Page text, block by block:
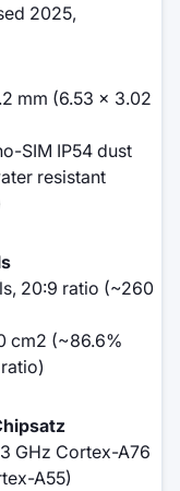
2025,
mm (6.53 x 3.02
SIM IP54 dust
resistant
20:9 ratio (~260
cm2 (~86.6%
GHz Cortex-A76
A55)